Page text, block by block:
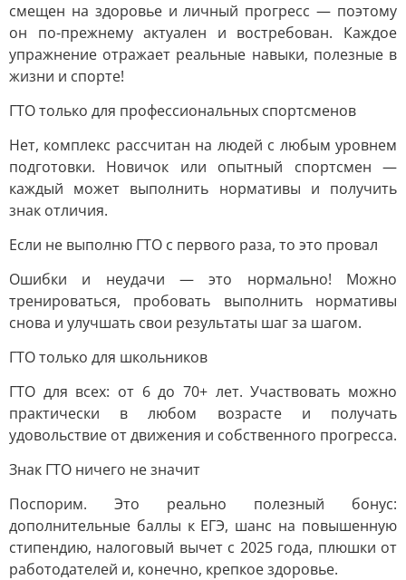
смещен на здоровье и личный прогресс — поэтому
он по-прежнему актуален и востребован. Каждое
упражнение отражает реальные навыки, полезные в
жизни и спорте!
ГТО только для профессиональных спортсменов
Нет, комплекс рассчитан на людей с любым уровнем
подготовки. Новичок или опытный спортсмен —
каждый может выполнить нормативы и получить
знак отличия.
Если не выполню ГТО с первого раза, то это провал
Ошибки и неудачи — это нормально! Можно
тренироваться, пробовать выполнить нормативы
снова и улучшать свои результаты шаг за шагом.
ГТО только для школьников
ГТО для всех: от 6 до 70+ лет. Участвовать можно
практически в любом возрасте и получать
удовольствие от движения и собственного прогресса.
Знак ГТО ничего не значит
Поспорим. Это реально полезный бонус:
дополнительные баллы к ЕГЭ, шанс на повышенную
стипендию, налоговый вычет с 2025 года, плюшки от
работодателей и, конечно, крепкое здоровье.